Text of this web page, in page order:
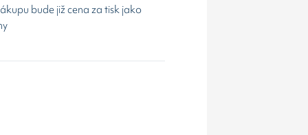
bude již cena za tisk jako